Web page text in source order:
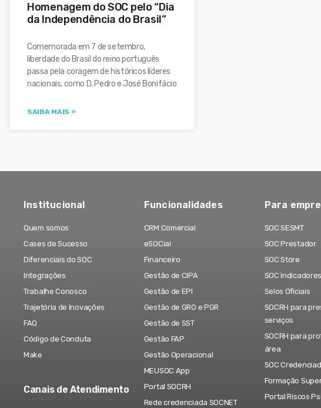
Homenagem do SOC pelo “Dia
da Independência do Brasil”
Comemorada em 7 de setembro,
liberdade do Brasil do reino português
passa pela coragem de históricos líderes
nacionais, como D. Pedro e José Bonifácio
SAIBA MAIS »
Institucional
Quem somos
Cases de Sucesso
Diferenciais do SOC
Integrações
Trabalhe Conosco
Trajetória de Inovações
FAQ
Código de Conduta
Make
Canais de Atendimento
Funcionalidades
CRM Comercial
eSOCial
Financeiro
Gestão de CIPA
Gestão de EPI
Gestão de GRO e PGR
Gestão de SST
Gestão FAP
Gestão Operacional
MEUSOC App
Portal SOCRH
Rede credenciada SOCNET
Para
SOC SESMT
SOC Prestador
SOC Store
SOC Indicadores
Selos Oficiais
SOCRH para
serviços
SOCRH para
área
SOC
Formação
Portal Riscos